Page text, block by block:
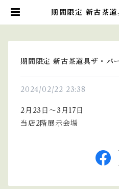
期間限定 新古茶
期間限定 新古茶道具ザ・バ
2024/02/22 23:38
2月23日〜3月17日
当店2階展示会場